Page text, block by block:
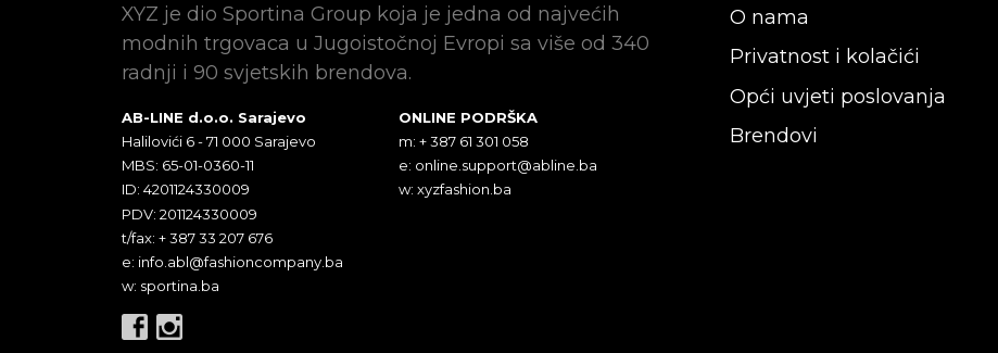
XYZ je dio Sportina Group koja je jedna od najvećih
modnih trgovaca u Jugoistočnoj Evropi sa više od 340
radnji i 90 svjetskih brendova.
AB-LINE d.o.o. Sarajevo
Halilovići 6 - 71 000 Sarajevo
MBS: 65-01-0360-11
ID: 4201124330009
PDV: 201124330009
t/fax: + 387 33 207 676
e: info.abl@fashioncompany.ba
w: sportina.ba
ONLINE PODRŠKA
m: + 387 61 301 058
e: online.support@abline.ba
w: xyzfashion.ba
O nama
Privatnost i kolačići
Opći uvjeti poslovanja
Brendovi